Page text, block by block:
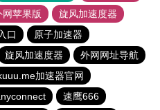
苹果版
旋风加速度器
口
原子加速器
旋风加速度器
外网网址导航
加速器官网
速鹰666